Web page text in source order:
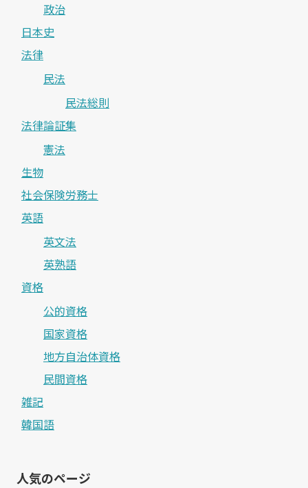
政治
日本史
法律
民法
民法総則
法律論証集
憲法
生物
社会保険労務士
英語
英文法
英熟語
資格
公的資格
国家資格
地方自治体資格
民間資格
雑記
韓国語
人気のページ